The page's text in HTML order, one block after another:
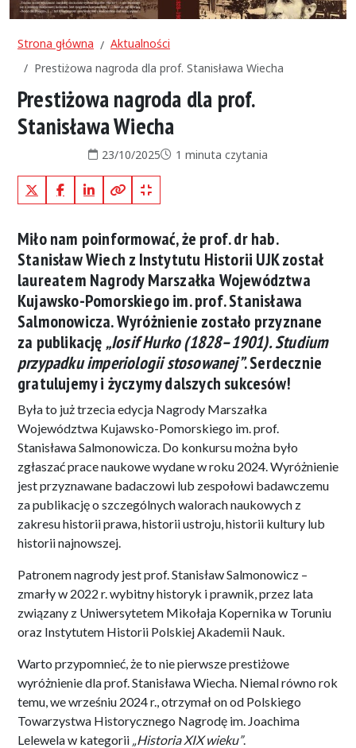
Strona główna
Aktualności
Prestiżowa nagroda dla prof. Stanisława Wiecha
Prestiżowa nagroda dla prof.
Stanisława Wiecha
Data publikacji:
23/10/2025Czas czytania:
1 minuta czytania
X (Twitter)FacebookLinkedInKopiuj pełny link
Kopiuj krótki link
Miło nam poinformować, że prof. dr hab.
Stanisław Wiech z Instytutu Historii UJK został
laureatem Nagrody Marszałka Województwa
Kujawsko-Pomorskiego im. prof. Stanisława
Salmonowicza. Wyróżnienie zostało przyznane
za publikację „Iosif Hurko (1828–1901). Studium
przypadku imperiologii stosowanej”. Serdecznie
gratulujemy i życzymy dalszych sukcesów!
Była to już trzecia edycja Nagrody Marszałka
Województwa Kujawsko-Pomorskiego im. prof.
Stanisława Salmonowicza. Do konkursu można było
zgłaszać prace naukowe wydane w roku 2024. Wyróżnienie
jest przyznawane badaczowi lub zespołowi badawczemu
za publikację o szczególnych walorach naukowych z
zakresu historii prawa, historii ustroju, historii kultury lub
historii najnowszej.
Patronem nagrody jest prof. Stanisław Salmonowicz –
zmarły w 2022 r. wybitny historyk i prawnik, przez lata
związany z Uniwersytetem Mikołaja Kopernika w Toruniu
oraz Instytutem Historii Polskiej Akademii Nauk.
Warto przypomnieć, że to nie pierwsze prestiżowe
wyróżnienie dla prof. Stanisława Wiecha. Niemal równo rok
temu, we wrześniu 2024 r., otrzymał on od Polskiego
Towarzystwa Historycznego Nagrodę im. Joachima
Lelewela w kategorii „Historia XIX wieku”.